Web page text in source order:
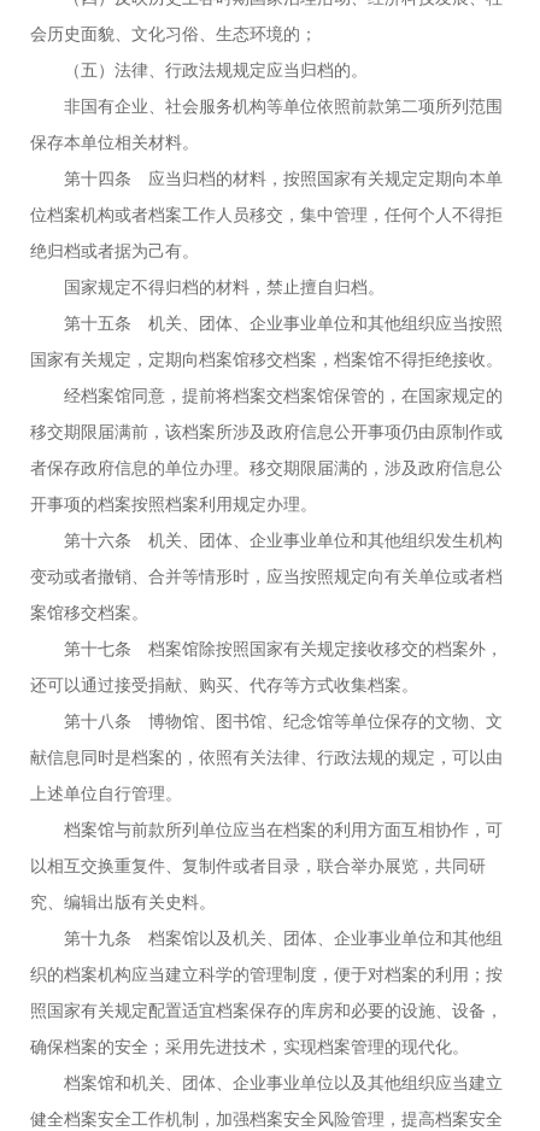
会历史面貌、文化习俗、生态环境的；
（五）法律、行政法规规定应当归档的。
非国有企业、社会服务机构等单位依照前款第二项所列范围
保存本单位相关材料。
第十四条 应当归档的材料，按照国家有关规定定期向本单
位档案机构或者档案工作人员移交，集中管理，任何个人不得拒
绝归档或者据为己有。
国家规定不得归档的材料，禁止擅自归档。
第十五条 机关、团体、企业事业单位和其他组织应当按照
国家有关规定，定期向档案馆移交档案，档案馆不得拒绝接收。
经档案馆同意，提前将档案交档案馆保管的，在国家规定的
移交期限届满前，该档案所涉及政府信息公开事项仍由原制作或
者保存政府信息的单位办理。移交期限届满的，涉及政府信息公
开事项的档案按照档案利用规定办理。
第十六条 机关、团体、企业事业单位和其他组织发生机构
变动或者撤销、合并等情形时，应当按照规定向有关单位或者档
案馆移交档案。
第十七条 档案馆除按照国家有关规定接收移交的档案外，
还可以通过接受捐献、购买、代存等方式收集档案。
第十八条 博物馆、图书馆、纪念馆等单位保存的文物、文
献信息同时是档案的，依照有关法律、行政法规的规定，可以由
上述单位自行管理。
档案馆与前款所列单位应当在档案的利用方面互相协作，可
以相互交换重复件、复制件或者目录，联合举办展览，共同研
究、编辑出版有关史料。
第十九条 档案馆以及机关、团体、企业事业单位和其他组
织的档案机构应当建立科学的管理制度，便于对档案的利用；按
照国家有关规定配置适宜档案保存的库房和必要的设施、设备，
确保档案的安全；采用先进技术，实现档案管理的现代化。
档案馆和机关、团体、企业事业单位以及其他组织应当建立
健全档案安全工作机制，加强档案安全风险管理，提高档案安全